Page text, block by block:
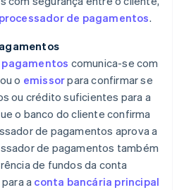
processador de pagamentos.
comunica-se com
o emissorpara confirmar se
ou crédito suficientes para a
o banco do cliente confirma
de pagamentos aprova a
de pagamentos também
de fundos da conta
a conta bancária principal